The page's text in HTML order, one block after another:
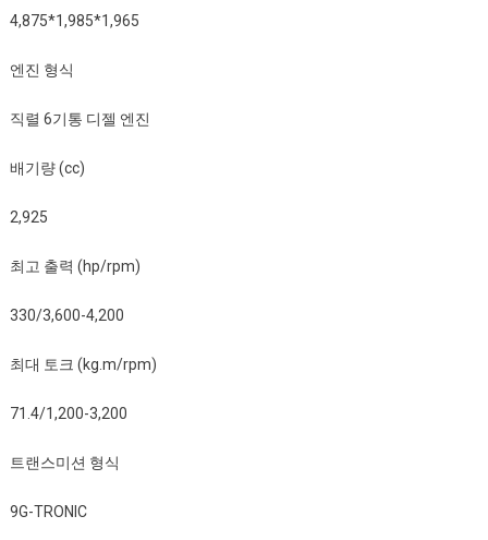
4,875*1,985*1,965
엔진 형식
직렬 6기통 디젤 엔진
배기량 (cc)
2,925
최고 출력 (hp/rpm)
330/3,600-4,200
최대 토크 (kg.m/rpm)
71.4/1,200-3,200
트랜스미션 형식
9G-TRONIC